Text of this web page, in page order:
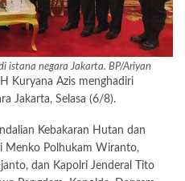
istana negara Jakarta. BP/Ariyan
Kuryana Azis menghadiri
Jakarta, Selasa (6/8).
Kebakaran Hutan dan
Menko Polhukam Wiranto,
dan Kapolri Jenderal Tito